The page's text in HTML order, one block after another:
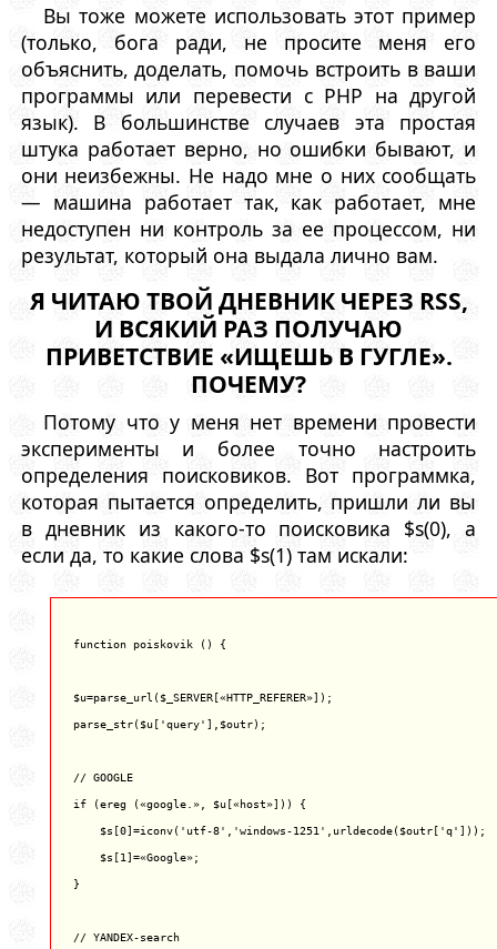
Вы тоже можете использовать этот пример
(только, бога ради, не просите меня его
объяснить, доделать, помочь встроить в ваши
программы или перевести c PHP на другой
язык). В большинстве случаев эта простая
штука работает верно, но ошибки бывают, и
они неизбежны. Не надо мне о них сообщать
— машина работает так, как работает, мне
недоступен ни контроль за ее процессом, ни
результат, который она выдала лично вам.
Я ЧИТАЮ ТВОЙ ДНЕВНИК ЧЕРЕЗ RSS,
И ВСЯКИЙ РАЗ ПОЛУЧАЮ
ПРИВЕТСТВИЕ «ИЩЕШЬ В ГУГЛЕ».
ПОЧЕМУ?
Потому что у меня нет времени провести
эксперименты и более точно настроить
определения поисковиков. Вот программка,
которая пытается определить, пришли ли вы
в дневник из какого-то поисковика $s(0), а
если да, то какие слова $s(1) там искали:
function poiskovik () {
$u=parse_url($_SERVER[«HTTP_REFERER»]);
parse_str($u['query'],$outr);
// GOOGLE
if (ereg («google.», $u[«host»])) {
    $s[0]=iconv('utf-8','windows-1251',urldecode($outr['q']));
    $s[1]=«Google»;
}
// YANDEX-search